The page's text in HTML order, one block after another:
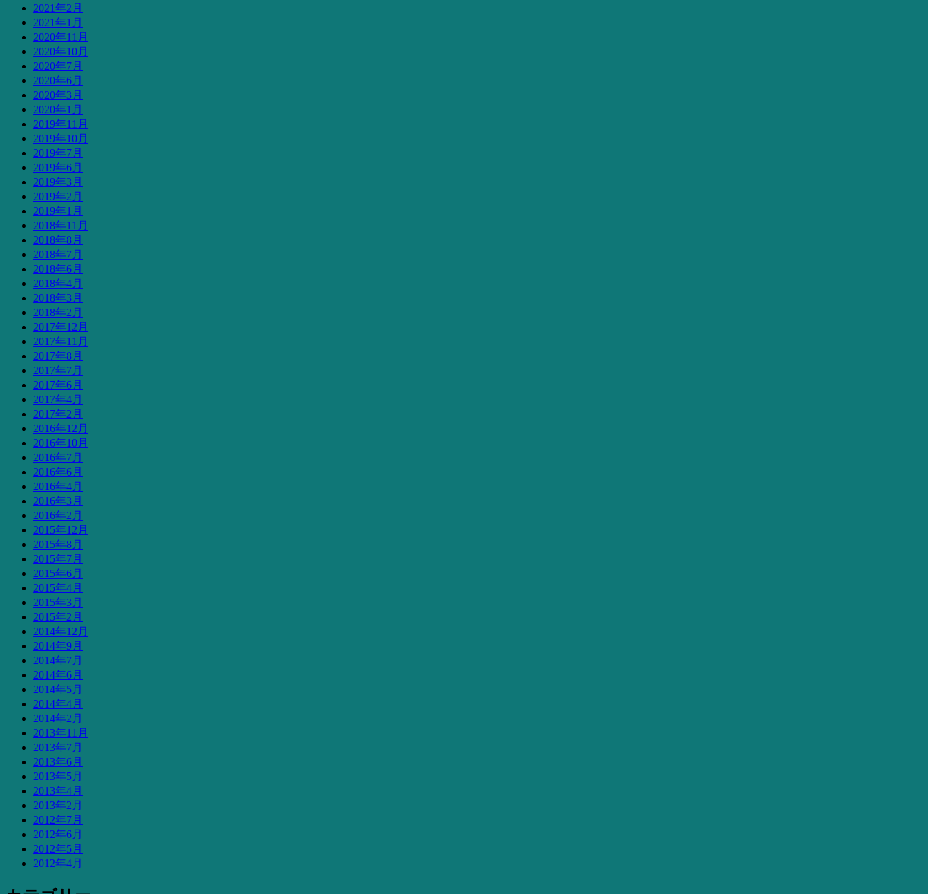
2021年2月
2021年1月
2020年11月
2020年10月
2020年7月
2020年6月
2020年3月
2020年1月
2019年11月
2019年10月
2019年7月
2019年6月
2019年3月
2019年2月
2019年1月
2018年11月
2018年8月
2018年7月
2018年6月
2018年4月
2018年3月
2018年2月
2017年12月
2017年11月
2017年8月
2017年7月
2017年6月
2017年4月
2017年2月
2016年12月
2016年10月
2016年7月
2016年6月
2016年4月
2016年3月
2016年2月
2015年12月
2015年8月
2015年7月
2015年6月
2015年4月
2015年3月
2015年2月
2014年12月
2014年9月
2014年7月
2014年6月
2014年5月
2014年4月
2014年2月
2013年11月
2013年7月
2013年6月
2013年5月
2013年4月
2013年2月
2012年7月
2012年6月
2012年5月
2012年4月